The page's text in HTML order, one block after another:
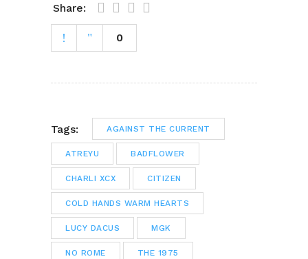
Share:
0
Tags: AGAINST THE CURRENT
ATREYU BADFLOWER
CHARLI XCX CITIZEN
COLD HANDS WARM HEARTS
LUCY DACUS MGK
NO ROME THE 1975